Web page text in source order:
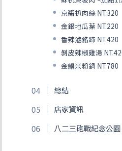
京醬扒肉絲 NT.320
金銀地瓜葉 NT.220
香辣滷豬蹄 NT.420
剝皮辣椒雞湯
金鯧米粉鍋 NT.780
總結
店家資訊
八二三砲戰紀念公園